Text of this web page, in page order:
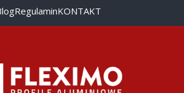
RegulaminKONTAKT